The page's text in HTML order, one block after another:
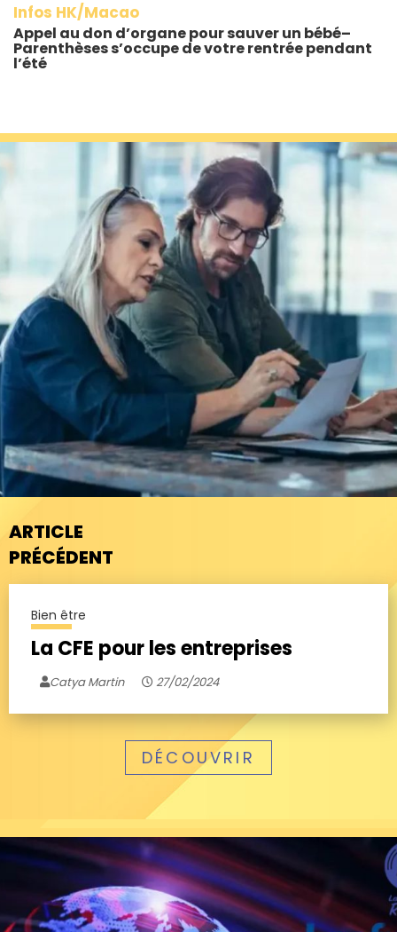
Infos HK/Macao
Appel au don d’organe pour sauver un bébé–
Parenthèses s’occupe de votre rentrée pendant
l’été
ARTICLE
PRÉCÉDENT
Bien être
La CFE pour les entreprises
Catya Martin 27/02/2024
DÉCOUVRIR